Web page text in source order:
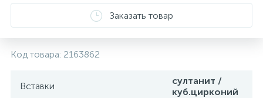
Заказать товар
Код товара: 2163862
Вставки
султанит /
куб.цирконий